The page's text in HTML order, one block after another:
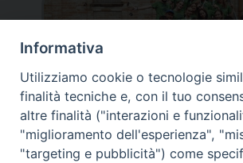
Torna il Campo Missionario Diocesano
Informativa
Utilizziamo cookie o tecnologie
finalità tecniche e, con il tuo
altre finalità ("interazioni e
"miglioramento dell'esperienza",
"targeting e pubblicità") come